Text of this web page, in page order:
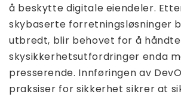
å beskytte digitale eiendeler.
skybaserte forretningsløsninger
utbredt, blir behovet for å
skysikkerhetsutfordringer enda
presserende. Innføringen av
praksiser for sikkerhet sikrer at